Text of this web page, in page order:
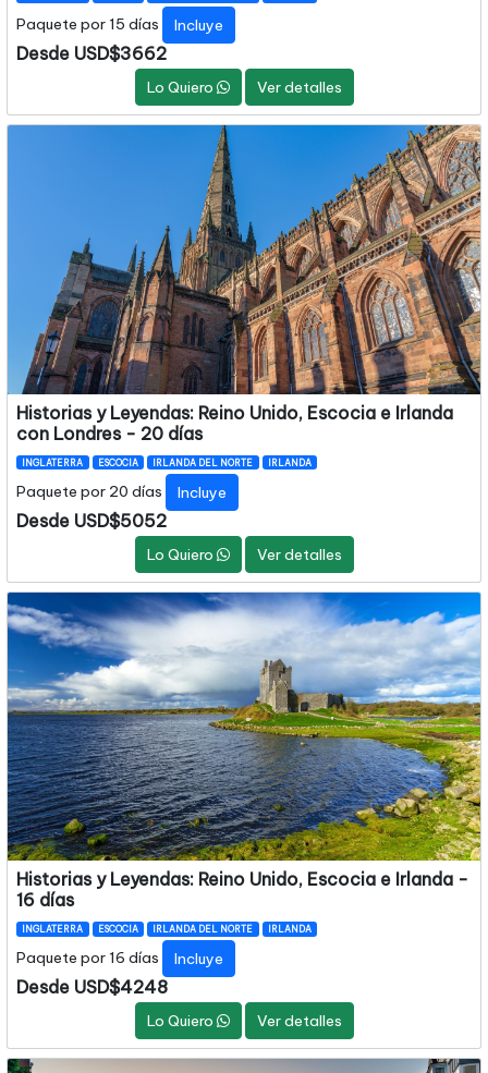
Paquete por 15 días Incluye
Desde USD$3662
Lo Quiero Ver detalles
Historias y Leyendas: Reino Unido, Escocia e Irlanda
con Londres - 20 días
INGLATERRA ESCOCIA IRLANDA DEL NORTE IRLANDA
Paquete por 20 días Incluye
Desde USD$5052
Lo Quiero Ver detalles
Historias y Leyendas: Reino Unido, Escocia e Irlanda -
16 días
INGLATERRA ESCOCIA IRLANDA DEL NORTE IRLANDA
Paquete por 16 días Incluye
Desde USD$4248
Lo Quiero Ver detalles